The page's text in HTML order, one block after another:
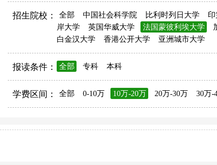
招生院校： 全部 中国社会科学院 比利时列日大学
岸大学
英国华威大学 法国蒙彼利埃大学
白金汉大学
香港公开大学 亚洲城市大学
报读条件： 全部 专科 本科
学费区间： 全部 0-10万 10万-20万 20万-30万 30万-